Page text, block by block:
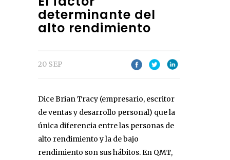
determinante del
alto rendimiento
20 SEP
Dice Brian Tracy (empresario, escritor
de ventas y desarrollo personal) que la
única diferencia entre las personas de
alto rendimiento y la de bajo
rendimiento son sus hábitos. En QMT,